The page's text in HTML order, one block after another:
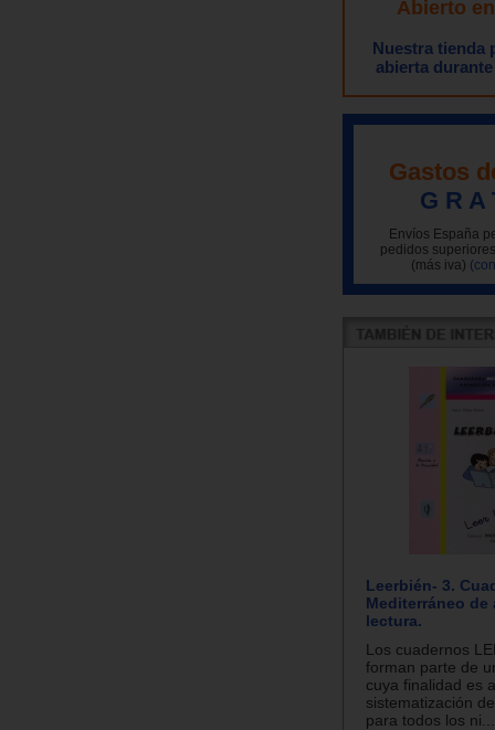
Abierto
Nuestra tienda
abierta
Gastos
G R A
Envíos España
pedidos
(más iva)
Leerbién- 3.
Mediterráneo de
lectura.
Los cuadernos
forman parte de
cuya finalidad es
sistematización
para todos los ni...